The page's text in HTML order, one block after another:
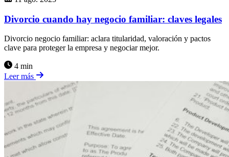
Divorcio cuando hay negocio familiar: claves legales
Divorcio negocio familiar: aclara titularidad, valoración y pactos
clave para proteger la empresa y negociar mejor.
4 min
Leer más